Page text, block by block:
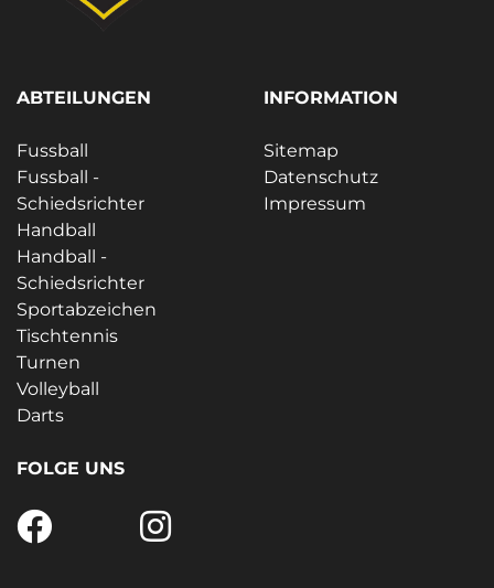
ABTEILUNGEN
Fussball
Fussball -
Schiedsrichter
Handball
Handball -
Schiedsrichter
Sportabzeichen
Tischtennis
Turnen
Volleyball
Darts
INFORMATION
Sitemap
Datenschutz
Impressum
FOLGE UNS